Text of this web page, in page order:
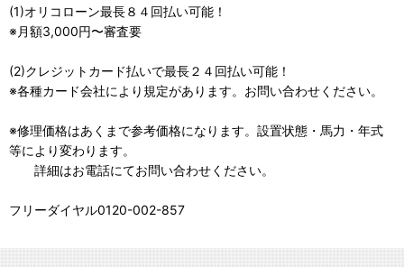
(1)オリコローン最長８４回払い可能！
※月額3,000円〜審査要
(2)クレジットカード払いで最長２４回払い可能！
※各種カード会社により規定があります。お問い合わせください。
※修理価格はあくまで参考価格になります。設置状態・馬力・年式
等により変わります。
詳細はお電話にてお問い合わせください。
フリーダイヤル0120-002-857